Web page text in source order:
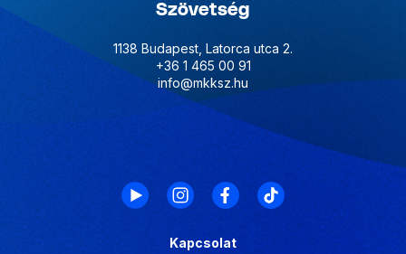
Szövetség
1138 Budapest, Latorca utca 2.
+36 1 465 00 91
info@mkksz.hu
Kapcsolat